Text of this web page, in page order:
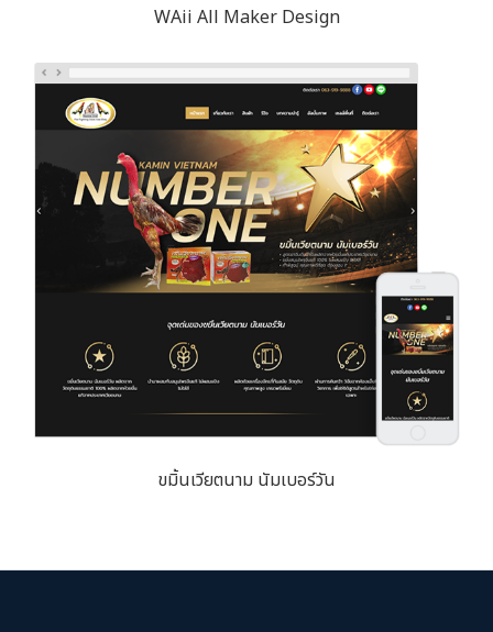
WAii All Maker Design
ขมิ้นเวียตนาม นัมเบอร์วัน